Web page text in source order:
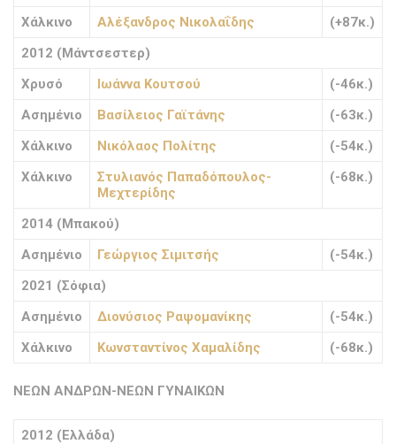
Χάλκινο
Αλέξανδρος Νικολαΐδης
(+87κ.)
2012 (Μάντσεστερ)
Χρυσό
Ιωάννα Κουτσού
(-46κ.)
Ασημένιο
Βασίλειος Γαϊτάνης
(-63κ.)
Χάλκινο
Νικόλαος Πολίτης
(-54κ.)
Χάλκινο
Στυλιανός Παπαδόπουλος-
Μεχτερίδης
(-68κ.)
2014 (Μπακού)
Ασημένιο
Γεώργιος Σιμιτσής
(-54κ.)
2021 (Σόφια)
Ασημένιο
Διονύσιος Ραψομανίκης
(-54κ.)
Χάλκινο
Κωνσταντίνος Χαμαλίδης (-68κ.)
ΝΕΩΝ ΑΝΔΡΩΝ-ΝΕΩΝ ΓΥΝΑΙΚΩΝ
2012 (Ελλάδα)